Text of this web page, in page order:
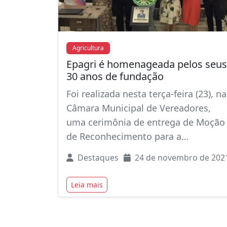
Agricultura
Epagri é homenageada pelos seus
30 anos de fundação
Foi realizada nesta terça-feira (23), na
Câmara Municipal de Vereadores,
uma cerimônia de entrega de Moção
de Reconhecimento para a…
Destaques 24 de novembro de
Leia mais